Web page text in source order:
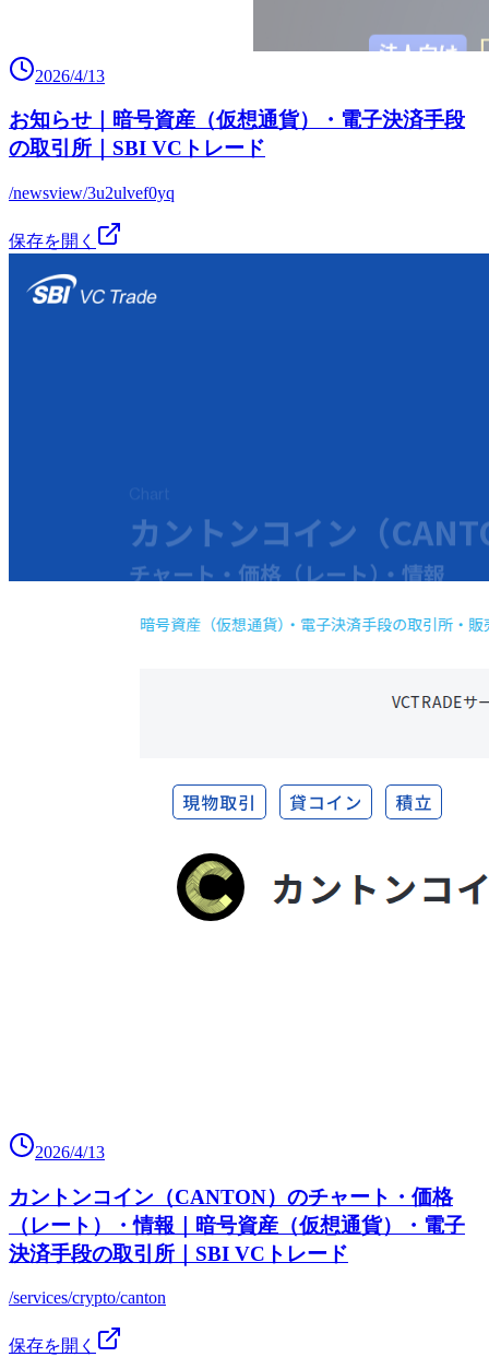
2026/4/13
お知らせ｜暗号資産（仮想通貨）・電子決済手段
の取引所｜SBI VCトレード
/newsview/3u2ulvef0yq
保存を開く
2026/4/13
カントンコイン（CANTON）のチャート・価格
（レート）・情報｜暗号資産（仮想通貨）・電子
決済手段の取引所｜SBI VCトレード
/services/crypto/canton
保存を開く